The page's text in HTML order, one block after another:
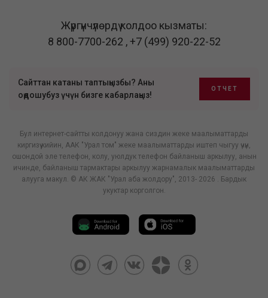
Жүргүнчүлөрдү колдоо кызматы:
8 800-7700-262 ,+7 (499) 920-22-52
Сайттан катаны таптыңызбы? Аны
оңдошубуз үчүн бизге кабарлаңыз!
ОТЧЕТ
Бул интернет-сайтты колдонуу жана сиздин жеке маалыматтарды
киргизүү кийин, ААК "Урал том" жеке маалыматтарды иштеп чыгуу үчүн,
ошондой эле телефон, колу, уюлдук телефон байланыш аркылуу, анын
ичинде, байланыш тармактары аркылуу жарнамалык маалыматтарды
алууга макул. © АК ЖАК "Урал аба жолдору", 2013- 2026 . Бардык
укуктар корголгон.